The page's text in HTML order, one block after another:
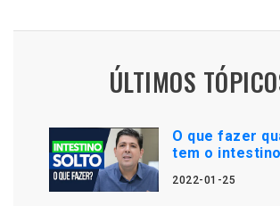
ÚLTIMOS
O que fazer
tem o
2022-01-25